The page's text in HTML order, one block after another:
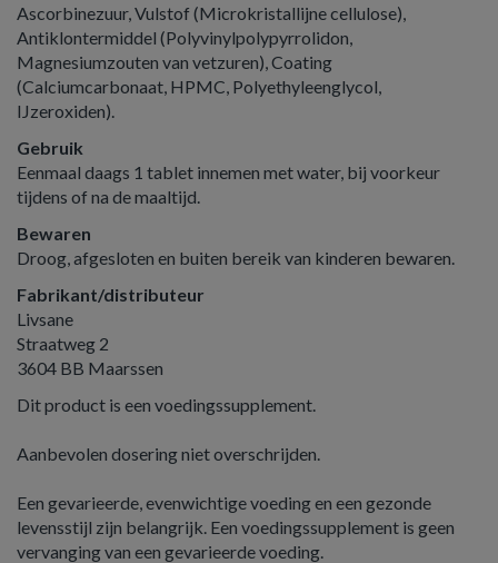
Ascorbinezuur, Vulstof (Microkristallijne cellulose),
Antiklontermiddel (Polyvinylpolypyrrolidon,
Magnesiumzouten van vetzuren), Coating
(Calciumcarbonaat, HPMC, Polyethyleenglycol,
IJzeroxiden).
Gebruik
Eenmaal daags 1 tablet innemen met water, bij voorkeur
tijdens of na de maaltijd.
Bewaren
Droog, afgesloten en buiten bereik van kinderen bewaren.
Fabrikant/distributeur
Livsane
Straatweg 2
3604 BB Maarssen
Dit product is een voedingssupplement.
Aanbevolen dosering niet overschrijden.
Een gevarieerde, evenwichtige voeding en een gezonde
levensstijl zijn belangrijk. Een voedingssupplement is geen
vervanging van een gevarieerde voeding.